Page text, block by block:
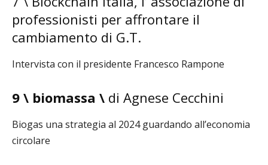
professionisti per affrontare il
cambiamento di G.T.
Intervista con il presidente Francesco Rampone
9 \ biomassa \ di Agnese Cecchini
Biogas una strategia al 2024 guardando all’economia
circolare